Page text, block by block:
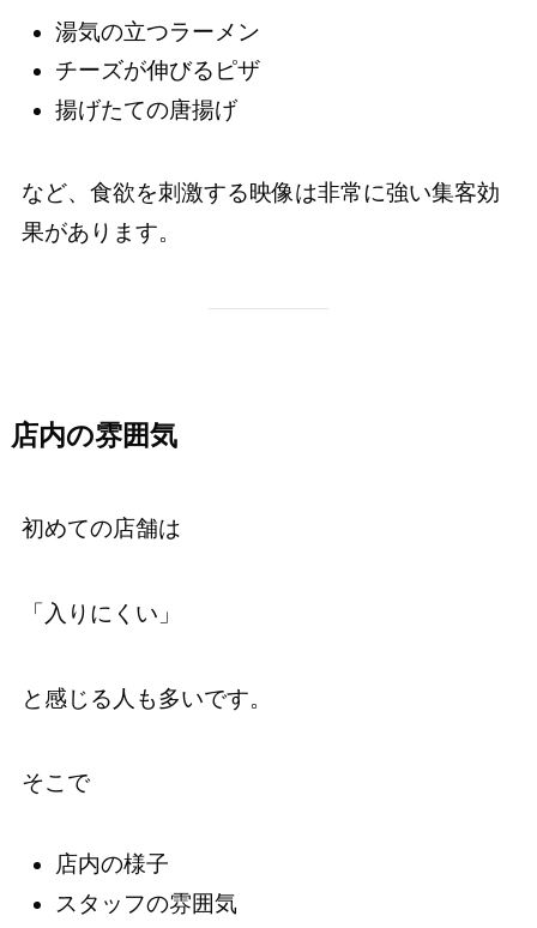
湯気の立つラーメン
チーズが伸びるピザ
揚げたての唐揚げ
など、食欲を刺激する映像は非常に強い集客効
果があります。
店内の雰囲気
初めての店舗は
「入りにくい」
と感じる人も多いです。
そこで
店内の様子
スタッフの雰囲気